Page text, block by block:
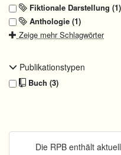
Fiktionale Darstellung (1)
Anthologie (1)
Zeige mehr Schlagwörter
Publikationstypen
Buch (3)
Die RPB enthält